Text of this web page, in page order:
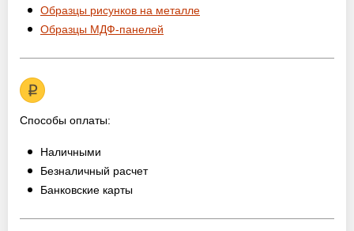
Образцы рисунков на металле
Образцы МДФ-панелей
Способы оплаты:
Наличными
Безналичный расчет
Банковские карты